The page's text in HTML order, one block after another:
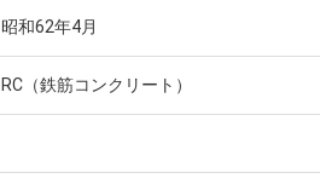
昭和62年4月
RC（鉄筋コンクリート）